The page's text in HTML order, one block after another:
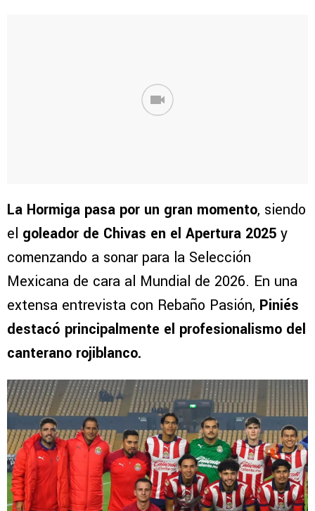
La Hormiga pasa por un gran momento, siendo
el goleador de Chivas en el Apertura 2025 y
comenzando a sonar para la Selección
Mexicana de cara al Mundial de 2026. En una
extensa entrevista con Rebaño Pasión, Piniés
destacó principalmente el profesionalismo del
canterano rojiblanco.